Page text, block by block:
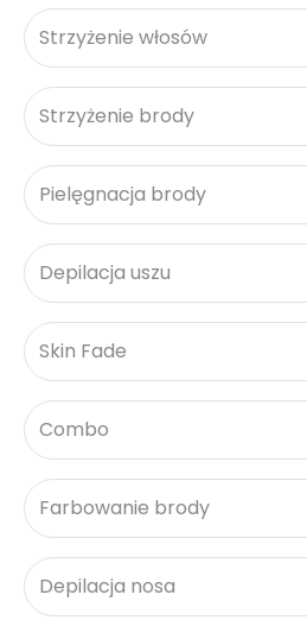
Strzyżenie włosów
Strzyżenie brody
Pielęgnacja brody
Depilacja uszu
Skin Fade
Combo
Farbowanie brody
Depilacja nosa